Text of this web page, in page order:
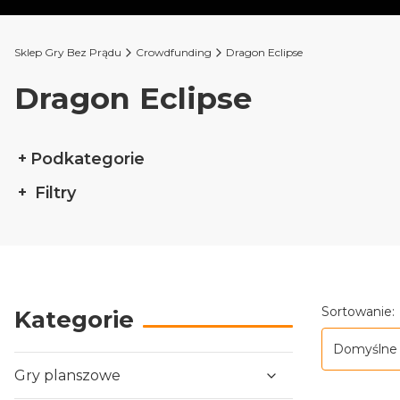
Sklep Gry Bez Prądu Crowdfunding Dragon Eclipse
Dragon Eclipse
Podkategorie
Filtry
Kategorie
Gry planszowe
Lista
Sortowanie:
Domyślne